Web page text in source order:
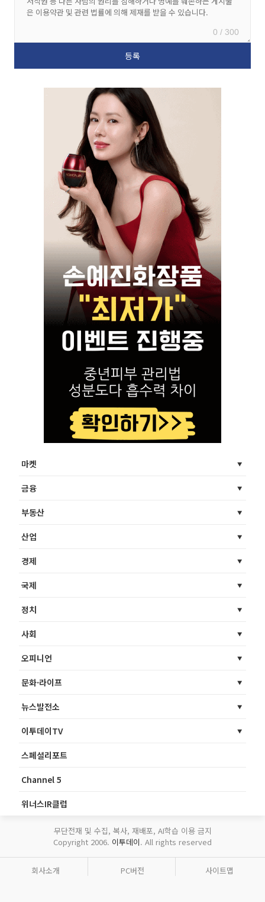
0 / 300
마켓
금융
부동산
산업
경제
국제
정치
사회
오피니언
문화·라이프
뉴스발전소
이투데이TV
스페셜리포트
Channel 5
위너스IR클럽
무단전재 및 수집, 복사, 재배포, AI학습 이용 금지
Copyright 2006. 이투데이. All rights reserved
회사소개 PC버전 사이트맵